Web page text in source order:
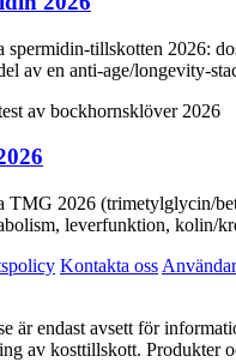
spermidin-tillskotten 2026:
av en anti-age/longevity-
TMG 2026 (trimetylglycin/
leverfunktion, kolin/
Kontakta oss
är endast avsett för
av kosttillskott. Produkter